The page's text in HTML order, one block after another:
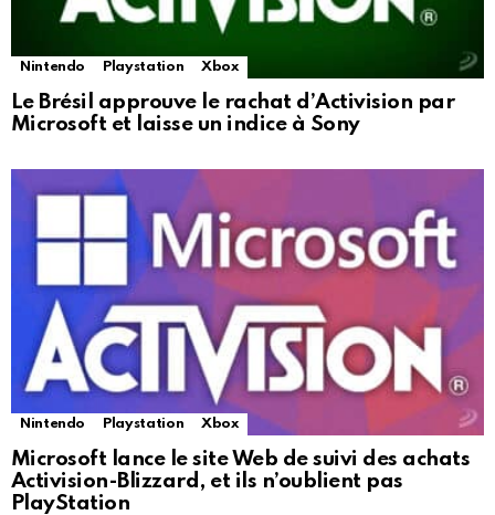
Nintendo Playstation Xbox
Le Brésil approuve le rachat d’Activision par
Microsoft et laisse un indice à Sony
Nintendo Playstation Xbox
Microsoft lance le site Web de suivi des achats
Activision-Blizzard, et ils n’oublient pas
PlayStation